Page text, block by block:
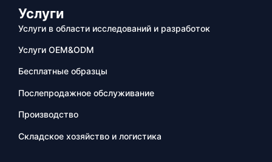
Услуги
Услуги в области исследований и разработок
Услуги OEM&ODM
Бесплатные образцы
Послепродажное обслуживание
Производство
Складское хозяйство и логистика